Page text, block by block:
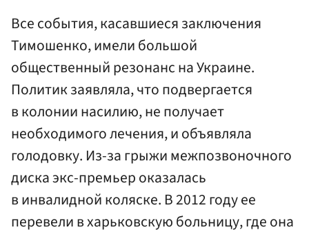
Все события, касавшиеся заключения
Тимошенко, имели большой
общественный резонанс на Украине.
Политик заявляла, что подвергается
в колонии насилию, не получает
необходимого лечения, и объявляла
голодовку. Из-за грыжи межпозвоночного
диска экс-премьер оказалась
в инвалидной коляске. В 2012 году ее
перевели в харьковскую больницу, где она